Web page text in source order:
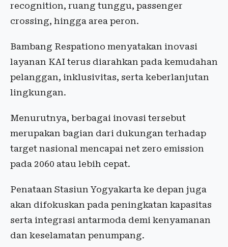
recognition, ruang tunggu, passenger
crossing, hingga area peron.
Bambang Respationo menyatakan inovasi
layanan KAI terus diarahkan pada kemudahan
pelanggan, inklusivitas, serta keberlanjutan
lingkungan.
Menurutnya, berbagai inovasi tersebut
merupakan bagian dari dukungan terhadap
target nasional mencapai net zero emission
pada 2060 atau lebih cepat.
Penataan Stasiun Yogyakarta ke depan juga
akan difokuskan pada peningkatan kapasitas
serta integrasi antarmoda demi kenyamanan
dan keselamatan penumpang.